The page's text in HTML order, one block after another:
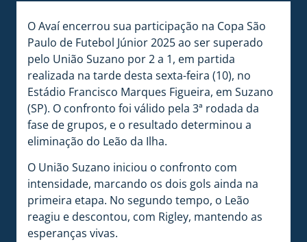
O Avaí encerrou sua participação na Copa São
Paulo de Futebol Júnior 2025 ao ser superado
pelo União Suzano por 2 a 1, em partida
realizada na tarde desta sexta-feira (10), no
Estádio Francisco Marques Figueira, em Suzano
(SP). O confronto foi válido pela 3ª rodada da
fase de grupos, e o resultado determinou a
eliminação do Leão da Ilha.
O União Suzano iniciou o confronto com
intensidade, marcando os dois gols ainda na
primeira etapa. No segundo tempo, o Leão
reagiu e descontou, com Rigley, mantendo as
esperanças vivas.